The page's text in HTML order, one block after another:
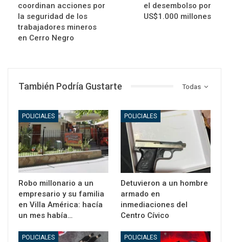
coordinan acciones por
la seguridad de los
trabajadores mineros
en Cerro Negro
el desembolso por
US$1.000 millones
Todas
También Podría Gustarte
POLICIALES
Robo millonario a un
empresario y su familia
en Villa América: hacía
un mes había…
POLICIALES
Detuvieron a un hombre
armado en
inmediaciones del
Centro Cívico
POLICIALES POLICIALES